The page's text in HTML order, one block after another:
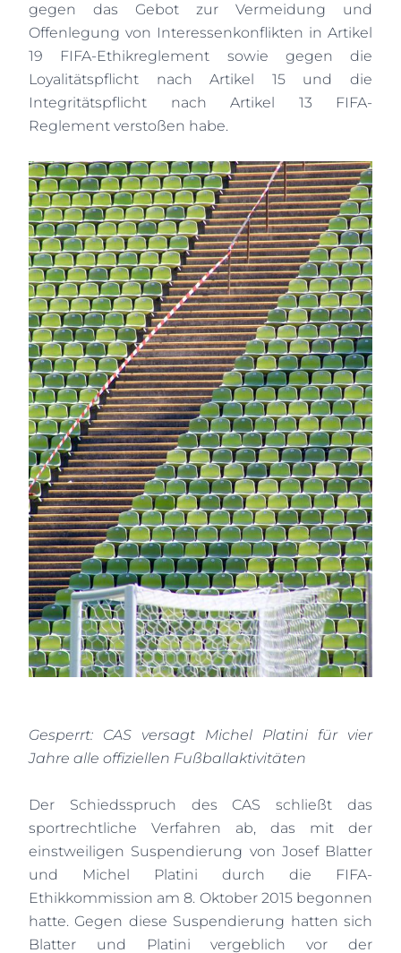
gegen das Gebot zur Vermeidung und
Offenlegung von Interessenkonflikten in Artikel
19 FIFA-Ethikreglement sowie gegen die
Loyalitätspflicht nach Artikel 15 und die
Integritätspflicht nach Artikel 13 FIFA-
Reglement verstoßen habe.
Gesperrt: CAS versagt Michel Platini für vier
Jahre alle offiziellen Fußballaktivitäten
Der Schiedsspruch des CAS schließt das
sportrechtliche Verfahren ab, das mit der
einstweiligen Suspendierung von Josef Blatter
und Michel Platini durch die FIFA-
Ethikkommission am 8. Oktober 2015 begonnen
hatte. Gegen diese Suspendierung hatten sich
Blatter und Platini vergeblich vor der